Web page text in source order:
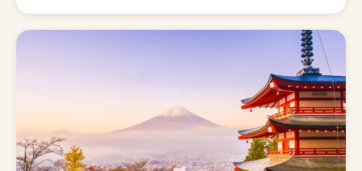
ています。アイルランドのアイリッシュ・レッド・エール
にも似ていますが、さらに多くのホップとモルトを使って
いるのがアンバーエール。材料をどんどんいれてやれとい